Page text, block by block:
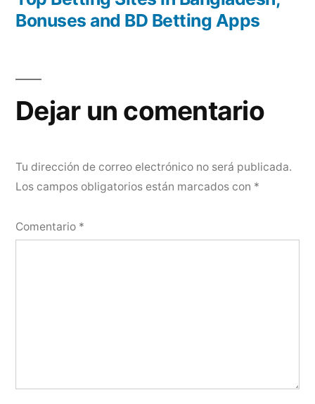
Bonuses and BD Betting Apps
Dejar un comentario
Tu dirección de correo electrónico no será publicada.
Los campos obligatorios están marcados con *
Comentario *